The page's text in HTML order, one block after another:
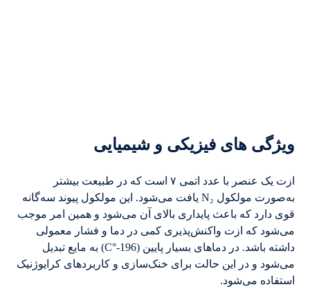
ویژگی های فیزیکی و شیمیایی
ازت یک عنصر با عدد اتمی ۷ است که در طبیعت بیشتر
به‌صورت مولکول N₂ یافت می‌شود. این مولکول پیوند سه‌گانه
قوی دارد که باعث پایداری بالای آن می‌شود و همین امر موجب
می‌شود که ازت واکنش‌پذیری کمی در دما و فشار معمولی
داشته باشد. در دماهای بسیار پایین (196-°C) به مایع تبدیل
می‌شود و در این حالت برای خنک‌سازی و کاربردهای کرایوژنیک
استفاده می‌شود.